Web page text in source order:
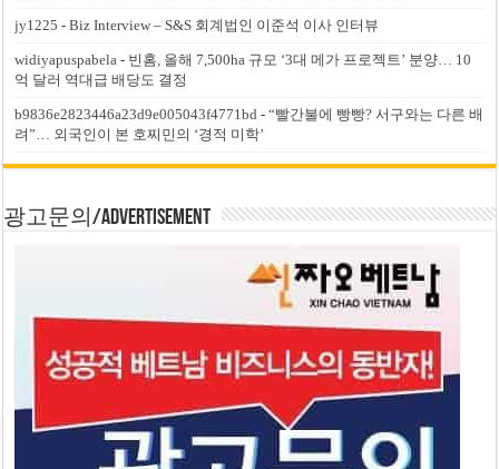
jy1225 -Biz Interview – S&S 회계법인 이준석 이사 인터뷰
widiyapuspabela - 빈홈, 올해 7,500ha 규모 ‘3대 메가 프로젝트’ 분양… 10
억 달러 역대급 배당도 결정
b9836e2823446a23d9e005043f4771bd -“빨간불에 빵빵? 서구와는 다른 배
려”… 외국인이 본 호찌민의 ‘경적 미학’
광고문의/Advertisement